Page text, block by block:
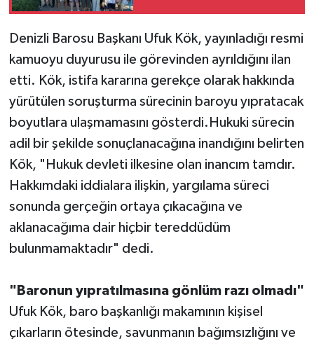
Denizli Barosu Başkanı Ufuk Kök, yayınladığı resmi
kamuoyu duyurusu ile görevinden ayrıldığını ilan
etti. Kök, istifa kararına gerekçe olarak hakkında
yürütülen soruşturma sürecinin baroyu yıpratacak
boyutlara ulaşmamasını gösterdi.Hukuki sürecin
adil bir şekilde sonuçlanacağına inandığını belirten
Kök, "Hukuk devleti ilkesine olan inancım tamdır.
Hakkımdaki iddialara ilişkin, yargılama süreci
sonunda gerçeğin ortaya çıkacağına ve
aklanacağıma dair hiçbir tereddüdüm
bulunmamaktadır" dedi.
"Baronun yıpratılmasına gönlüm razı olmadı"
Ufuk Kök, baro başkanlığı makamının kişisel
çıkarların ötesinde, savunmanın bağımsızlığını ve